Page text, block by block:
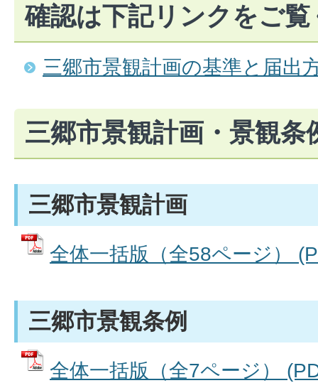
確認は下記リンクをご
三郷市景観計画の基準と届出
三郷市景観計画・景観条
三郷市景観計画
全体一括版（全58ページ）
三郷市景観条例
全体一括版（全7ページ）